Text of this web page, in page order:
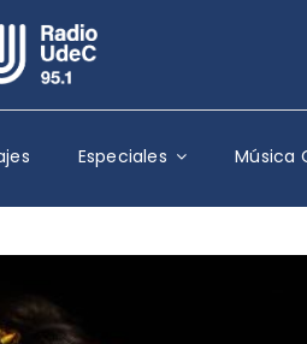
UdeC en vivo
Somos
Noticias
Especiales Música